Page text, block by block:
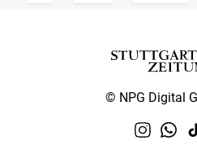
© NPG Digital